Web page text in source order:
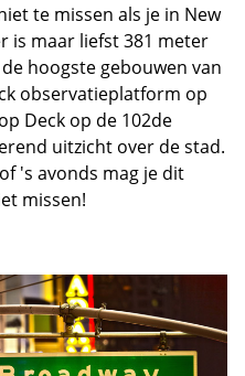
te missen als je in New
is maar liefst 381 meter
hoogste gebouwen van
observatieplatform op
Deck op de 102de
uitzicht over de stad.
's avonds mag je dit
missen!